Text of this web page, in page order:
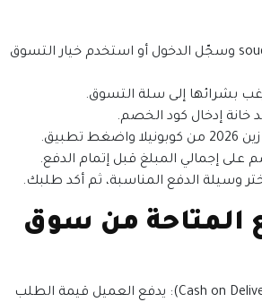
افتح موقع souqzeen.com وسجّل الدخول أو استخدم خيار التسوق
بشرائها إلى سلة التسوق.
إدخال كود الخصم.
إجمالي المبلغ قبل إتمام الدفع.
وسيلة الدفع المناسبة، ثم أكد طلبك.
المتاحة من سوق
الدفع عند الاستلام (Cash on Delivery): يدفع العميل قيمة الطلب